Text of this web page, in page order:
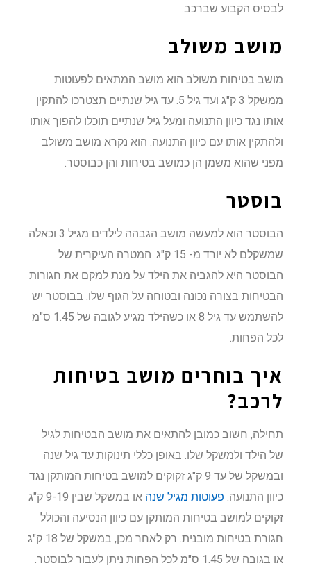
לבסיס הקבוע שברכב.
מושב משולב
מושב בטיחות משולב הוא מושב המתאים לפעוטות
ממשקל 3 ק"ג ועד גיל 5. עד גיל שנתיים תצטרכו להתקין
אותו נגד כיוון התנועה ומעל גיל שנתיים תוכלו להפוך אותו
ולהתקין אותו עם כיוון התנועה. הוא נקרא מושב משולב
מפני שהוא משמן הן כמושב בטיחות והן כבוסטר.
בוסטר
הבוסטר הוא למעשה מושב הגבהה לילדים מגיל 3 וכאלה
שמשקלם לא יורד מ- 15 ק"ג. המטרה העיקרית של
הבוסטר היא להגביה את הילד על מנת למקם את חגורות
הבטיחות בצורה נכונה ובטוחה על הגוף שלו. בבוסטר יש
להשתמש עד גיל 8 או כשהילד מגיע לגובה של 1.45 ס"מ
לכל הפחות.
איך בוחרים מושב בטיחות
לרכב?
תחילה, חשוב כמובן להתאים את מושב הבטיחות לגיל
של הילד ולמשקל שלו. באופן כללי תינוקות עד גיל שנה
ובמשקל של עד 9 ק"ג זקוקים למושב בטיחות המותקן נגד
כיוון התנועה.פעוטות מגיל שנה
או במשקל שבין 9-19 ק"ג
זקוקים למושב בטיחות המותקן עם כיוון הנסיעה והכולל
חגורת בטיחות מובנית. רק לאחר מכן, במשקל של 18 ק"ג
או בגובה של 1.45 ס"מ לכל הפחות ניתן לעבור לבוסטר.